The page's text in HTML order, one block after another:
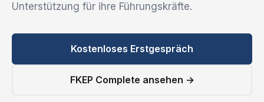
Unterstützung für ihre Führungskräfte.
Kostenloses Erstgespräch
FKEP Complete ansehen →